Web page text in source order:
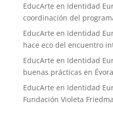
EducArte en Identidad
coordinación del
EducArte en Identidad
hace eco del encuentro
EducArte en Identidad
buenas prácticas en
EducArte en Identidad
Fundación Violeta